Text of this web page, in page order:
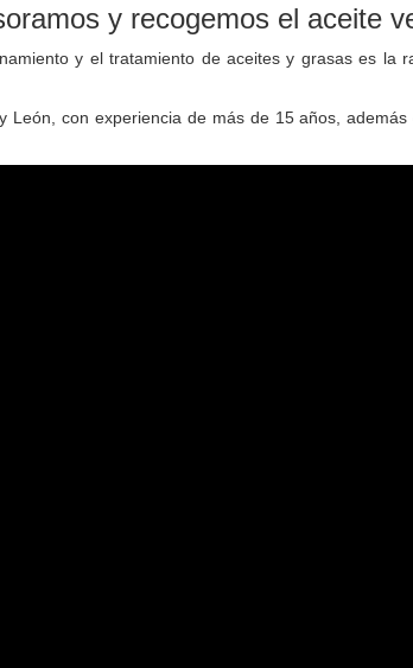
y recogemos el aceite
y el tratamiento de aceites y grasas es la
con experiencia de más de 15 años, además